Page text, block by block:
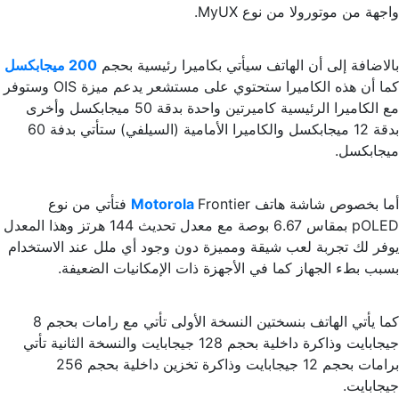
واجهة من موتورولا من نوع MyUX.
بالاضافة إلى أن الهاتف سيأتي بكاميرا رئيسية بحجم 200 ميجابكسل
كما أن هذه الكاميرا ستحتوي على مستشعر يدعم ميزة OIS وستوفر
مع الكاميرا الرئيسية كاميرتين واحدة بدقة 50 ميجابكسل وأخرى
بدقة 12 ميجابكسل والكاميرا الأمامية (السيلفي) ستأتي بدفة 60
ميجابكسل.
أما بخصوص شاشة هاتف Motorola Frontier فتأتي من نوع
pOLED بمقاس 6.67 بوصة مع معدل تحديث 144 هرتز وهذا المعدل
يوفر لك تجربة لعب شيقة ومميزة دون وجود أي ملل عند الاستخدام
بسبب بطء الجهاز كما في الأجهزة ذات الإمكانيات الضعيفة.
كما يأتي الهاتف بنسختين النسخة الأولى تأتي مع رامات بحجم 8
جيجابايت وذاكرة داخلية بحجم 128 جيجابايت والنسخة الثانية تأتي
برامات بحجم 12 جيجابايت وذاكرة تخزين داخلية بحجم 256
جيجابايت.